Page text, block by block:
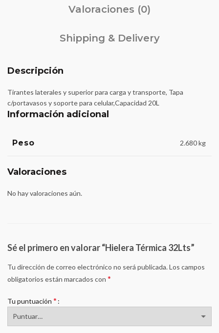
Valoraciones (0)
Shipping & Delivery
Descripción
Tirantes laterales y superior para carga y transporte, Tapa
c/portavasos y soporte para celular,Capacidad 20L
Información adicional
Peso 2.680 kg
Valoraciones
No hay valoraciones aún.
Sé el primero en valorar “Hielera Térmica 32Lts”
Tu dirección de correo electrónico no será publicada.Los campos
obligatorios están marcados con *
Tu puntuación *